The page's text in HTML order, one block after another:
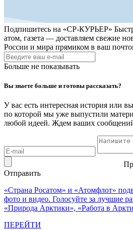
Подпишитесь на «СР-КУРЬЕР»
атом, газета — доставляем свежие
России и мира прямиком в ваш
Больше не показывать
Вы знаете больше и готовы рассказать?
У вас есть интересная история или
по которой мы уже выпустили
любой идеей. Ждем ваших
Отправить
«Страна Росатом» и «Атомфлот»
фото и видео. Голосуйте за лучшие
«Природа Арктики», «Работа в
ПЕРЕЙТИ